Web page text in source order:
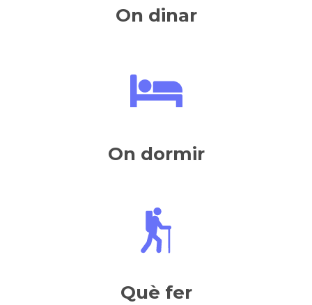
On dinar
On dormir
Què fer